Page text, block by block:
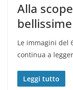
Alla
Le immagini del
continua a
Leggi tutto